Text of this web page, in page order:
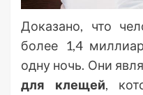
Доказано, что
более 1,4
одну ночь. Они
для клещей,